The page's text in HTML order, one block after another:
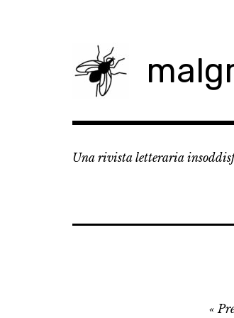
Una rivista letteraria